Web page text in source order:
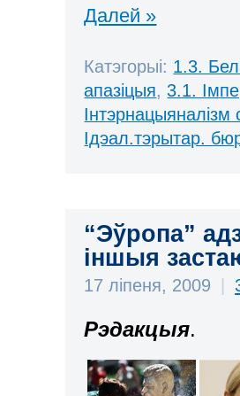
Далей »
Катэгорыі: 1.3.
апазіцыя, 3.1.
Інтэрнацыяналізм
Ідэал.тэрытар.
“Эўропа”
іншыя
17 ліпеня, 2009 |
Рэдакцыя.